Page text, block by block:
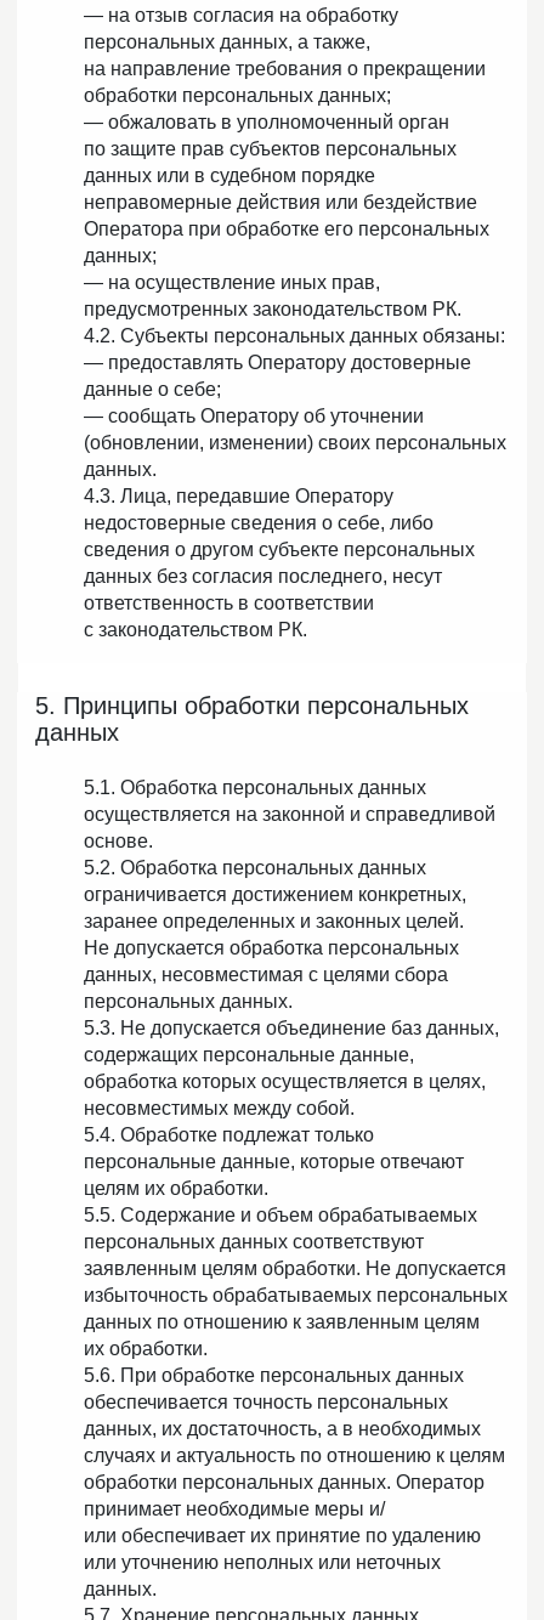
— на отзыв согласия на обработку
персональных данных, а также,
на направление требования о прекращении
обработки персональных данных;
— обжаловать в уполномоченный орган
по защите прав субъектов персональных
данных или в судебном порядке
неправомерные действия или бездействие
Оператора при обработке его персональных
данных;
— на осуществление иных прав,
предусмотренных законодательством РК.
4.2. Субъекты персональных данных обязаны:
— предоставлять Оператору достоверные
данные о себе;
— сообщать Оператору об уточнении
(обновлении, изменении) своих персональных
данных.
4.3. Лица, передавшие Оператору
недостоверные сведения о себе, либо
сведения о другом субъекте персональных
данных без согласия последнего, несут
ответственность в соответствии
с законодательством РК.
5. Принципы обработки персональных
данных
5.1. Обработка персональных данных
осуществляется на законной и справедливой
основе.
5.2. Обработка персональных данных
ограничивается достижением конкретных,
заранее определенных и законных целей.
Не допускается обработка персональных
данных, несовместимая с целями сбора
персональных данных.
5.3. Не допускается объединение баз данных,
содержащих персональные данные,
обработка которых осуществляется в целях,
несовместимых между собой.
5.4. Обработке подлежат только
персональные данные, которые отвечают
целям их обработки.
5.5. Содержание и объем обрабатываемых
персональных данных соответствуют
заявленным целям обработки. Не допускается
избыточность обрабатываемых персональных
данных по отношению к заявленным целям
их обработки.
5.6. При обработке персональных данных
обеспечивается точность персональных
данных, их достаточность, а в необходимых
случаях и актуальность по отношению к целям
обработки персональных данных. Оператор
принимает необходимые меры и/
или обеспечивает их принятие по удалению
или уточнению неполных или неточных
данных.
5.7. Хранение персональных данных